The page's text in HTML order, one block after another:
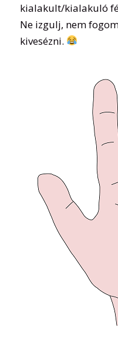
kialakult/kialakuló
Ne izgulj, nem
kivesézni.